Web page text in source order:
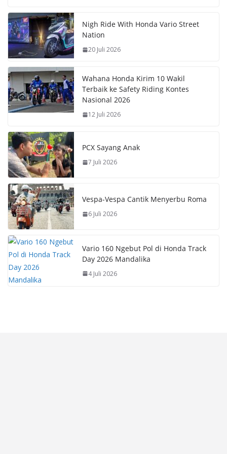
e
b
o
o
k
s
A
p
e
st
y
Li
k
Nigh Ride With Honda Vario Street
Nation
20 Juli 2026
Wahana Honda Kirim 10 Wakil
Terbaik ke Safety Riding Kontes
Nasional 2026
12 Juli 2026
PCX Sayang Anak
7 Juli 2026
Vespa-Vespa Cantik Menyerbu Roma
6 Juli 2026
Vario 160 Ngebut Pol di Honda Track
Day 2026 Mandalika
4 Juli 2026